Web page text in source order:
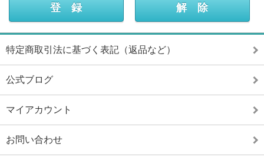
特定商取引法に基づく表記（返品など）
公式ブログ
マイアカウント
お問い合わせ